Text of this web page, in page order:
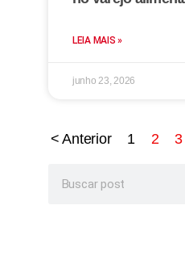
LEIA MAIS »
junho 23, 2026
< Anterior 1 2 3